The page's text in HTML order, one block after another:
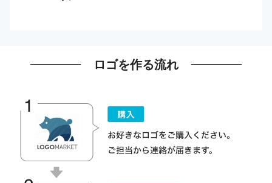
ロゴを作る流れ